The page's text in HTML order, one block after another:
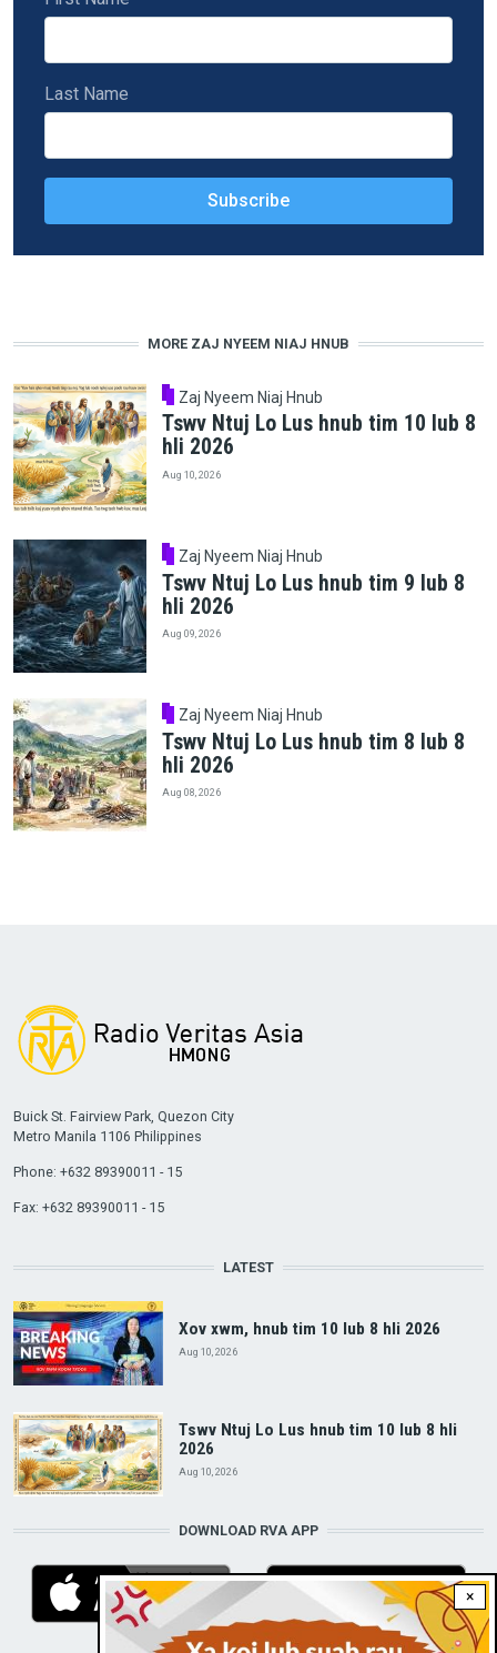
Last Name
MORE ZAJ NYEEM NIAJ HNUB
Zaj Nyeem Niaj Hnub
Tswv Ntuj Lo Lus hnub tim 10 lub 8
hli 2026
Aug 10, 2026
Zaj Nyeem Niaj Hnub
Tswv Ntuj Lo Lus hnub tim 9 lub 8
hli 2026
Aug 09, 2026
Zaj Nyeem Niaj Hnub
Tswv Ntuj Lo Lus hnub tim 8 lub 8
hli 2026
Aug 08, 2026
×
Buick St. Fairview Park, Quezon City
Metro Manila 1106 Philippines
Phone: +632 89390011 - 15
Fax: +632 89390011 - 15
LATEST
Xov xwm, hnub tim 10 lub 8 hli 2026
Aug 10, 2026
Tswv Ntuj Lo Lus hnub tim 10 lub 8 hli
2026
Aug 10, 2026
DOWNLOAD RVA APP